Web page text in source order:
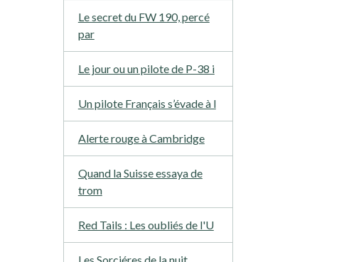
Le secret du FW 190, percé
par
Le jour ou un pilote de P-38 i
Un pilote Français s’évade à l
Alerte rouge à Cambridge
Quand la Suisse essaya de
trom
Red Tails : Les oubliés de l'U